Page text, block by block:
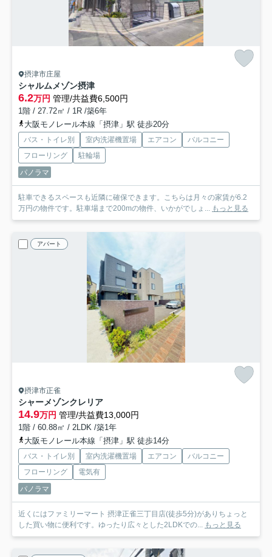
摂津市庄屋
シャルムメゾン摂津
6.2万円 管理/共益費6,500円
1階 / 27.72㎡ / 1R /築6年
大阪モノレール本線「摂津」駅 徒歩20分
バス・トイレ別 室内洗濯機置場 エアコン
バルコニー
フローリング
駐輪場
パノラマ
駐車できるスペースも近隣に確保できます。こちらは月々の家賃が6.2
万円の物件です。駐車場まで200mの物件、いかがでしょ...
もっと見る
アパート
摂津市正雀
シャーメゾンクレリア
14.9万円 管理/共益費13,000円
1階 / 60.88㎡ / 2LDK /築1年
大阪モノレール本線「摂津」駅 徒歩14分
バス・トイレ別 室内洗濯機置場 エアコン
バルコニー
フローリング
電気有
パノラマ
近くにはファミリーマート 摂津正雀三丁目店(徒歩5分)がありちょっと
した買い物に便利です。ゆったり広々とした2LDKでの...
もっと見る